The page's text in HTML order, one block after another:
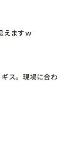
えますｗ
ス。現場に合わ